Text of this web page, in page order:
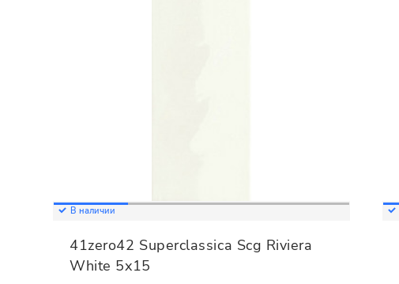
В наличии
41zero42 Superclassica Scg Riviera
White 5x15